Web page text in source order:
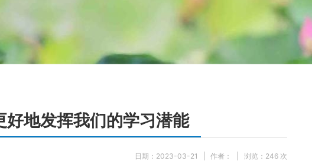
地发挥我们的学习潜能
浏览： 246 次
作者：
日期：2023-03-21